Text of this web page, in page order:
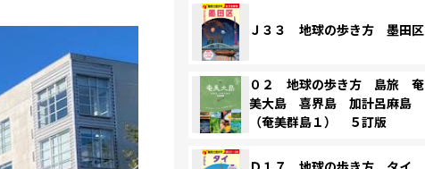
Ｊ３３ 地球の歩き方 墨田区
０２ 地球の歩き方 島旅 奄
美大島 喜界島 加計呂麻島
（奄美群島１） ５訂版